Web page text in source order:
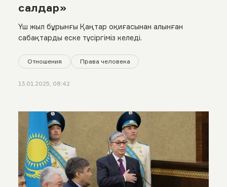
салдар»
Үш жыл бұрынғы Қаңтар оқиғасынан алынған
сабақтарды еске түсіргіміз келеді.
Отношения Права человека
13.01.2025, 08:42